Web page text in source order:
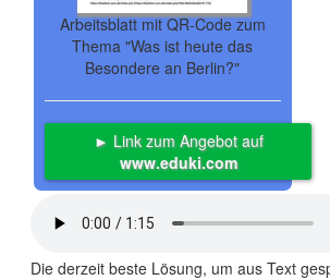
Arbeitsblatt mit QR-Code zum
Thema "Was ist heute das
Besondere an Berlin?"
► Link zum Angebot auf
www.eduki.com
Die derzeit beste Lösung, um aus Text